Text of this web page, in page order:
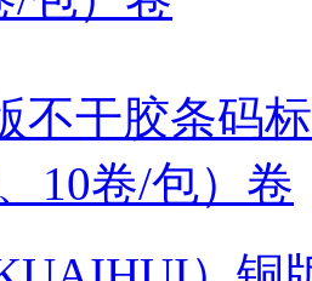
不干胶条码
10卷/包）卷